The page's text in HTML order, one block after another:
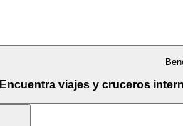
viajes y cruceros